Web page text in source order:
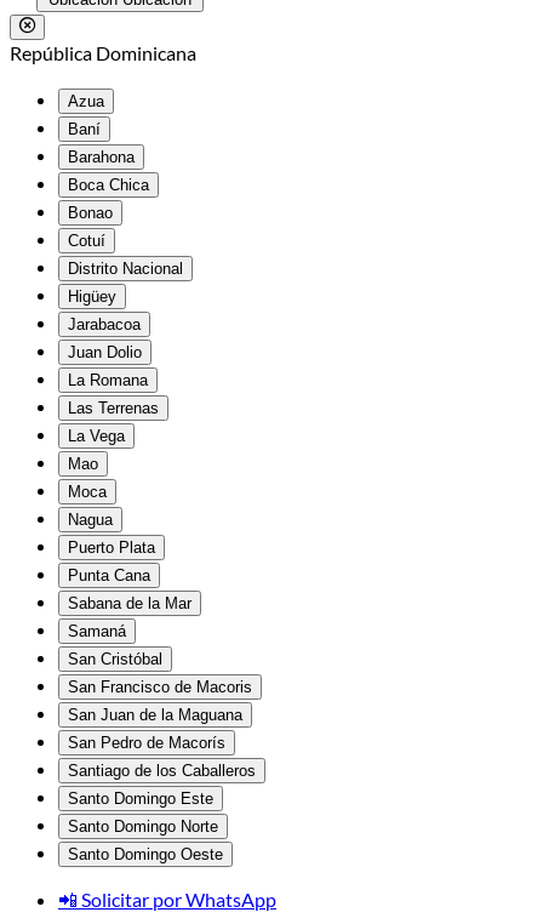
República Dominicana
Azua
Baní
Barahona
Boca Chica
Bonao
Cotuí
Distrito Nacional
Higüey
Jarabacoa
Juan Dolio
La Romana
Las Terrenas
La Vega
Mao
Moca
Nagua
Puerto Plata
Punta Cana
Sabana de la Mar
Samaná
San Cristóbal
San Francisco de Macoris
San Juan de la Maguana
San Pedro de Macorís
Santiago de los Caballeros
Santo Domingo Este
Santo Domingo Norte
Santo Domingo Oeste
📲 Solicitar por WhatsApp